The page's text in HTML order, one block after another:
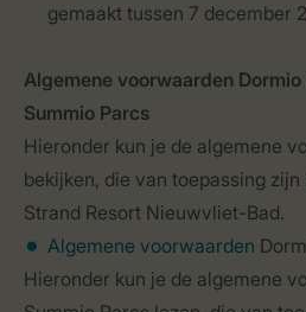
gemaakt tussen 7 december
Algemene voorwaarden
Summio Parcs
Hieronder kun je de algemene
bekijken, die van toepassing
Strand Resort Nieuwvliet-Bad.
Algemene voorwaarden
Hieronder kun je de algemene